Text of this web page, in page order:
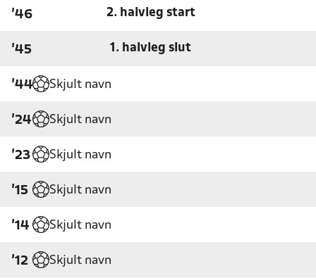
'46 2. halvleg start
'45 1. halvleg slut
'44 Skjult navn
'24 Skjult navn
'23 Skjult navn
'15 Skjult navn
'14 Skjult navn
'12 Skjult navn